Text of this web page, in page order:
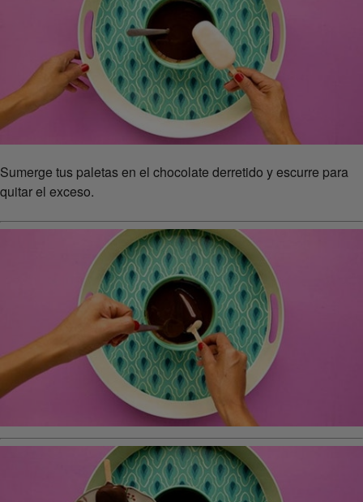
Sumerge tus paletas en el chocolate derretido y escurre para
quitar el exceso.